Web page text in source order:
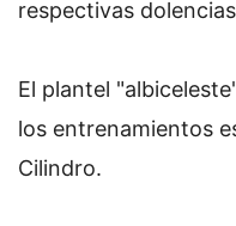
respectivas
El plantel
los entrenamientos
Cilindro.